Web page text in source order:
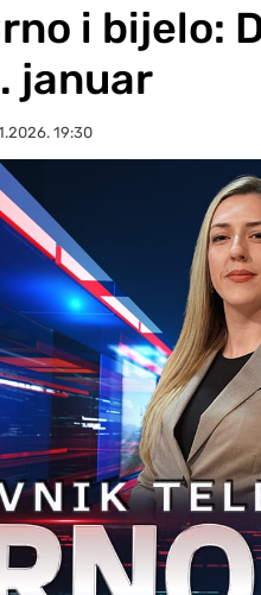
i bijelo:
januar
19:30